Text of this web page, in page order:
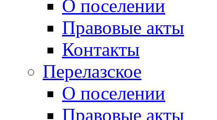
О поселении
Правовые акты
Контакты
Перелазское
О поселении
Правовые акты